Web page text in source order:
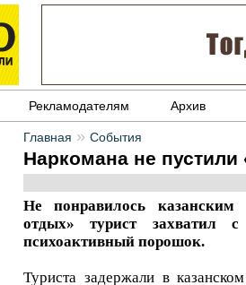
Рекламодателям Архив
Главная » События
Наркомана не пустили
Не понравилось
отдых» турист захватил
психоактивный порошок.
Туриста задержали в